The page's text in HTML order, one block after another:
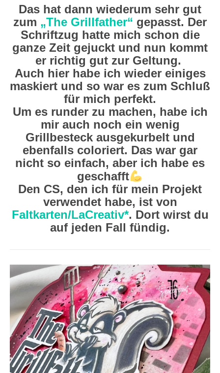
Das hat dann wiederum sehr gut
zum „The Grillfather“ gepasst. Der
Schriftzug hatte mich schon die
ganze Zeit gejuckt und nun kommt
er richtig gut zur Geltung.
Auch hier habe ich wieder einiges
maskiert und so war es zum Schluß
für mich perfekt.
Um es runder zu machen, habe ich
mir auch noch ein wenig
Grillbesteck ausgekurbelt und
ebenfalls coloriert. Das war gar
nicht so einfach, aber ich habe es
geschafft
Den CS, den ich für mein Projekt
verwendet habe, ist von
Faltkarten/LaCreativ*. Dort wirst du
auf jeden Fall fündig.